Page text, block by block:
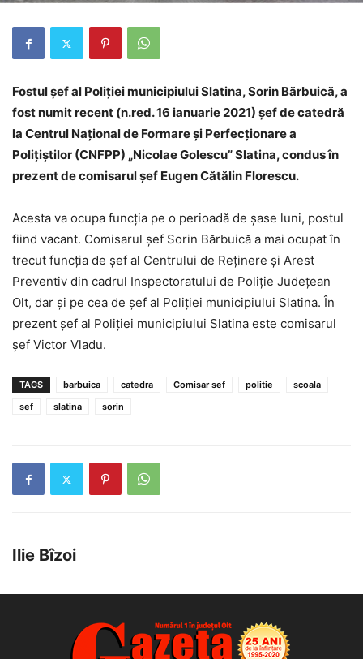
Fostul șef al Poliției municipiului Slatina, Sorin Bărbuică, a
fost numit recent (n.red. 16 ianuarie 2021) șef de catedră
la Centrul Naţional de Formare şi Perfecţionare a
Poliţiştilor (CNFPP) „Nicolae Golescu” Slatina, condus în
prezent de comisarul șef Eugen Cătălin Florescu.
Acesta va ocupa funcția pe o perioadă de șase luni, postul
fiind vacant. Comisarul șef Sorin Bărbuică a mai ocupat în
trecut funcția de șef al Centrului de Reținere și Arest
Preventiv din cadrul Inspectoratului de Poliție Județean
Olt, dar și pe cea de șef al Poliției municipiului Slatina. În
prezent șef al Poliției municipiului Slatina este comisarul
șef Victor Vladu.
TAGS barbuica catedra Comisar sef politie
scoala
sef
slatina sorin
Ilie Bîzoi